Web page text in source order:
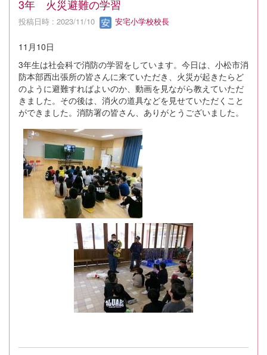
3年 火災避難の学習
投稿日時 : 2023/11/10 安宅小学校校長
11月10日
3年生は社会科で消防の学習をしています。今日は、小松市消
防本部西出張所の皆さんに来ていただき、火災が起きたらど
のように避難すればよいのか、動画を見ながら教えていただ
きました。その後は、消火の道具などを見せていただくこと
ができました。消防署の皆さん、ありがとうございました。